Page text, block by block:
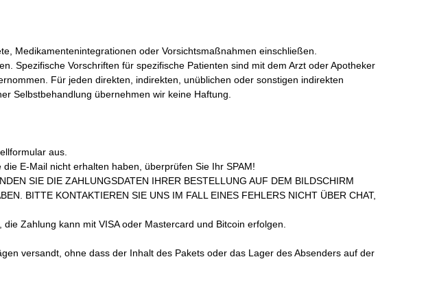
Medikamentenintegrationen oder Vorsichtsmaßnahmen einschließen.
Spezifische Vorschriften für spezifische Patienten sind mit dem Arzt oder Apotheker
Für jeden direkten, indirekten, unüblichen oder sonstigen indirekten
Selbstbehandlung übernehmen wir keine Haftung.
aus.
E-Mail nicht erhalten haben, überprüfen Sie Ihr SPAM!
SIE DIE ZAHLUNGSDATEN IHRER BESTELLUNG AUF DEM BILDSCHIRM
BITTE KONTAKTIEREN SIE UNS IM FALL EINES FEHLERS NICHT ÜBER CHAT,
Zahlung kann mit VISA oder Mastercard und Bitcoin erfolgen.
versandt, ohne dass der Inhalt des Pakets oder das Lager des Absenders auf der